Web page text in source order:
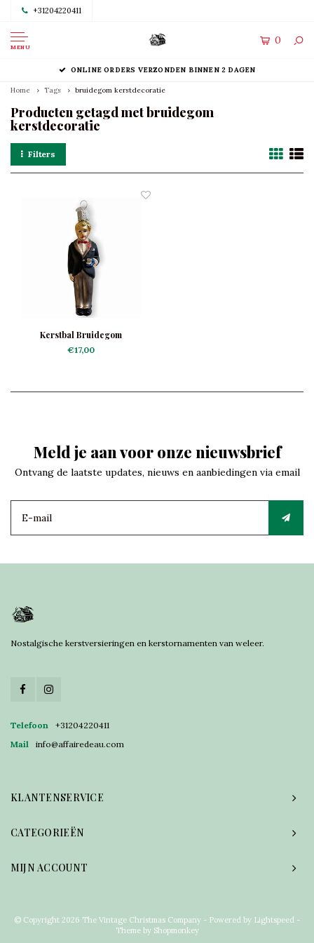
+31204220411
MENU
0
ONLINE ORDERS VERZONDEN BINNEN 2 DAGEN
Home Tags bruidegom kerstdecoratie
Producten getagd met bruidegom
kerstdecoratie
Filters
Kerstbal Bruidegom
€17,00
Meld je aan voor onze nieuwsbrief
Ontvang de laatste updates, nieuws en aanbiedingen via email
Nostalgische kerstversieringen en kerstornamenten van weleer.
Telefoon
+31204220411
Mail
info@affairedeau.com
KLANTENSERVICE
CATEGORIEËN
MIJN ACCOUNT
© Copyright 2026 The Vintage Christmas Company - Powered by Lightspeed -
Theme by Shopmonkey